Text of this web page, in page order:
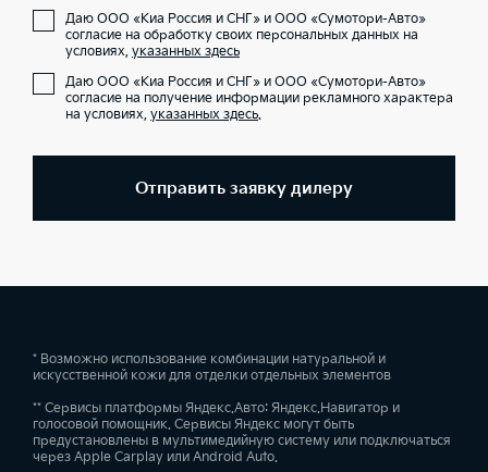
Даю ООО «Киа Россия и СНГ» и ООО «Сумотори-Авто»
согласие на обработку своих персональных данных на
условиях, указанных здесь
Даю ООО «Киа Россия и СНГ» и ООО «Сумотори-Авто»
согласие на получение информации рекламного характера
на условиях, указанных здесь.
Отправить заявку дилеру
* Возможно использование комбинации натуральной и
искусственной кожи для отделки отдельных элементов
** Сервисы платформы Яндекс.Авто: Яндекс.Навигатор и
голосовой помощник. Сервисы Яндекс могут быть
предустановлены в мультимедийную систему или подключаться
через Apple Carplay или Android Auto.